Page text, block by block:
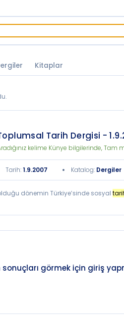
Kitaplar
Tarih Dergisi -
kelime Künye bilgilerinde,
Tarih:1.9.2007 Katalog: Dergiler
dönemin Türkiye’sinde sosyal
sonuçları görmek için giriş